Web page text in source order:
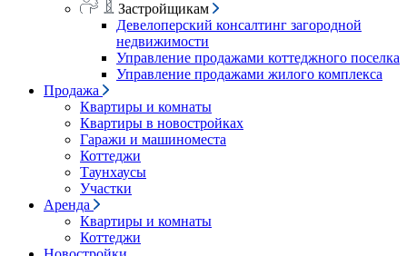
Застройщикам
Девелоперский консалтинг загородной
недвижимости
Управление продажами коттеджного поселка
Управление продажами жилого комплекса
Продажа
Квартиры и комнаты
Квартиры в новостройках
Гаражи и машиноместа
Коттеджи
Таунхаусы
Участки
Аренда
Квартиры и комнаты
Коттеджи